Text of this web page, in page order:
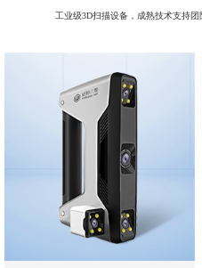
工业级3D扫描设备，成熟技术支持团